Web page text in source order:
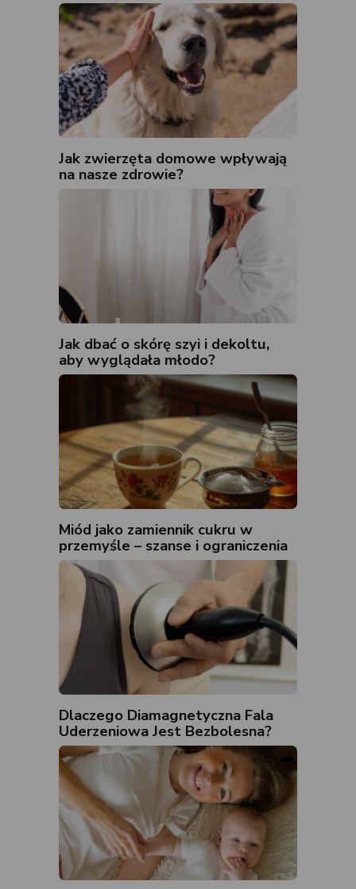
Jak zwierzęta domowe wpływają
na nasze zdrowie?
Jak dbać o skórę szyi i dekoltu,
aby wyglądała młodo?
Miód jako zamiennik cukru w
przemyśle – szanse i ograniczenia
Dlaczego Diamagnetyczna Fala
Uderzeniowa Jest Bezbolesna?